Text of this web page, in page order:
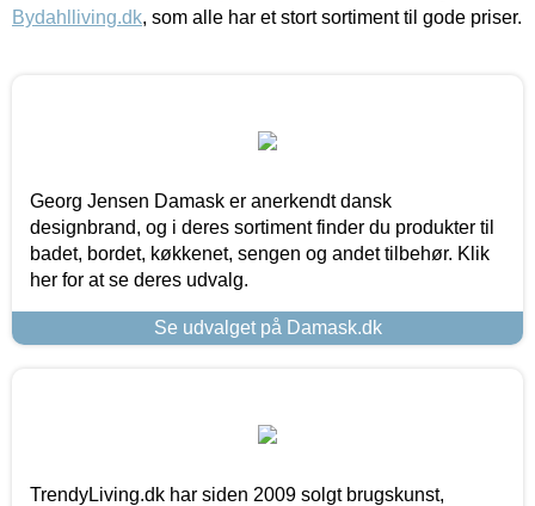
Bydahlliving.dk, som alle har et stort sortiment til gode priser.
Georg Jensen Damask er anerkendt dansk
designbrand, og i deres sortiment finder du produkter til
badet, bordet, køkkenet, sengen og andet tilbehør. Klik
her for at se deres udvalg.
Se udvalget på Damask.dk
TrendyLiving.dk har siden 2009 solgt brugskunst,